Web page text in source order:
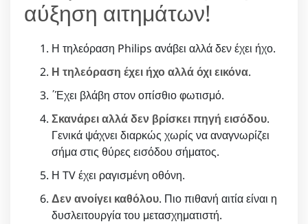
αύξηση αιτημάτων!
Η τηλεόραση Philips ανάβει αλλά δεν έχει ήχο.
Η τηλεόραση έχει ήχο αλλά όχι εικόνα.
΄Έχει βλάβη στον οπίσθιο φωτισμό.
Σκανάρει αλλά δεν βρίσκει πηγή εισόδου.
Γενικά ψάχνει διαρκώς χωρίς να αναγνωρίζει
σήμα στις θύρες εισόδου σήματος.
Η TV έχει ραγισμένη οθόνη.
Δεν ανοίγει καθόλου. Πιο πιθανή αιτία είναι η
δυσλειτουργία του μετασχηματιστή.